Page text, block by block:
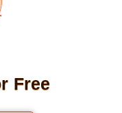
Free